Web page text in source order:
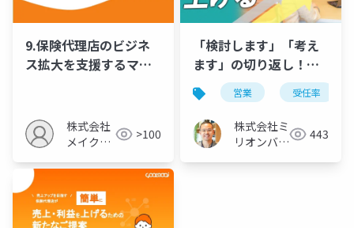
9.保険代理店のビジネ
ス拡大を支援するマッ
株式会社
メイクア
>100
「検討します」「考え
ます」の切り返し！受
任率を高めるクロージ
ング５ステップ
営業 受任率
株式会社ミ
リオンバリ
443